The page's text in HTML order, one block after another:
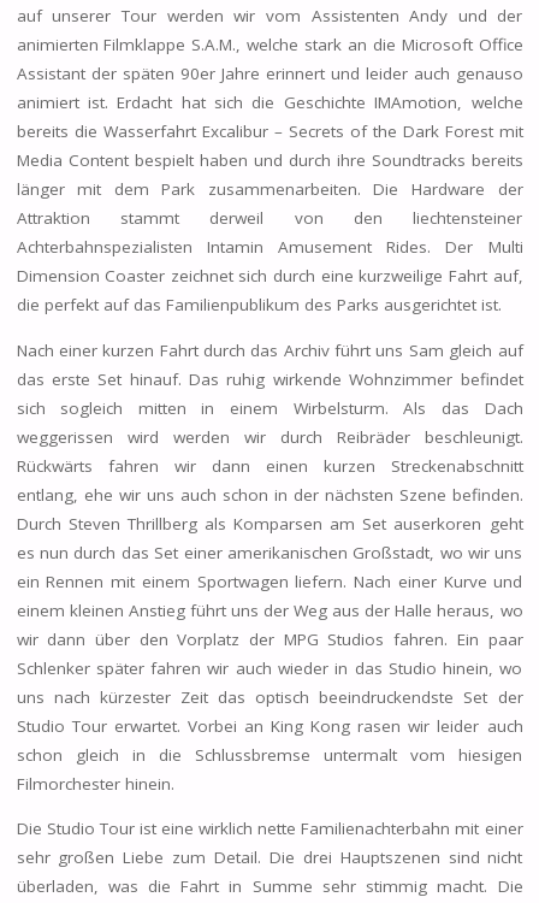
auf unserer Tour werden wir vom Assistenten Andy und der
animierten Filmklappe S.A.M., welche stark an die Microsoft Office
Assistant der späten 90er Jahre erinnert und leider auch genauso
animiert ist. Erdacht hat sich die Geschichte IMAmotion, welche
bereits die Wasserfahrt Excalibur – Secrets of the Dark Forest mit
Media Content bespielt haben und durch ihre Soundtracks bereits
länger mit dem Park zusammenarbeiten. Die Hardware der
Attraktion stammt derweil von den liechtensteiner
Achterbahnspezialisten Intamin Amusement Rides. Der Multi
Dimension Coaster zeichnet sich durch eine kurzweilige Fahrt auf,
die perfekt auf das Familienpublikum des Parks ausgerichtet ist.
Nach einer kurzen Fahrt durch das Archiv führt uns Sam gleich auf
das erste Set hinauf. Das ruhig wirkende Wohnzimmer befindet
sich sogleich mitten in einem Wirbelsturm. Als das Dach
weggerissen wird werden wir durch Reibräder beschleunigt.
Rückwärts fahren wir dann einen kurzen Streckenabschnitt
entlang, ehe wir uns auch schon in der nächsten Szene befinden.
Durch Steven Thrillberg als Komparsen am Set auserkoren geht
es nun durch das Set einer amerikanischen Großstadt, wo wir uns
ein Rennen mit einem Sportwagen liefern. Nach einer Kurve und
einem kleinen Anstieg führt uns der Weg aus der Halle heraus, wo
wir dann über den Vorplatz der MPG Studios fahren. Ein paar
Schlenker später fahren wir auch wieder in das Studio hinein, wo
uns nach kürzester Zeit das optisch beeindruckendste Set der
Studio Tour erwartet. Vorbei an King Kong rasen wir leider auch
schon gleich in die Schlussbremse untermalt vom hiesigen
Filmorchester hinein.
Die Studio Tour ist eine wirklich nette Familienachterbahn mit einer
sehr großen Liebe zum Detail. Die drei Hauptszenen sind nicht
überladen, was die Fahrt in Summe sehr stimmig macht. Die